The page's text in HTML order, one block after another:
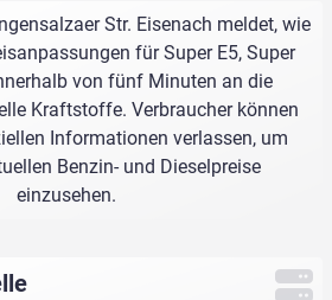
Str. Eisenach meldet, wie
für Super E5, Super
von fünf Minuten an die
Kraftstoffe. Verbraucher können
Informationen verlassen, um
Benzin- und Dieselpreise
einzusehen.